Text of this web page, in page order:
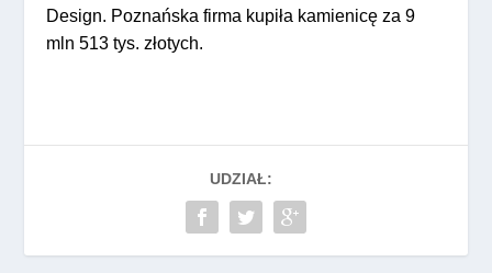
Design. Poznańska firma kupiła kamienicę za 9
mln 513 tys. złotych.
UDZIAŁ: